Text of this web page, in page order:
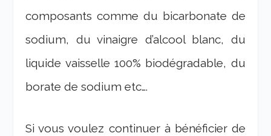
composants comme du bicarbonate de
sodium, du vinaigre d’alcool blanc, du
liquide vaisselle 100% biodégradable, du
borate de sodium etc….
Si vous voulez continuer à bénéficier de